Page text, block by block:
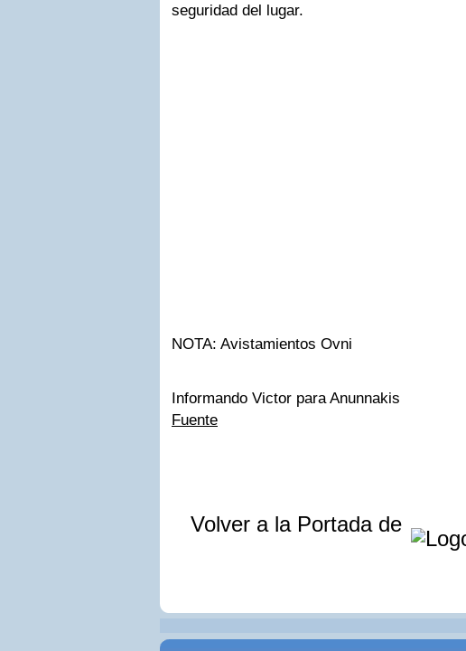
seguridad del lugar.
NOTA: Avistamientos Ovni
Informando Victor para Anunnakis
Fuente
Volver a la Portada de